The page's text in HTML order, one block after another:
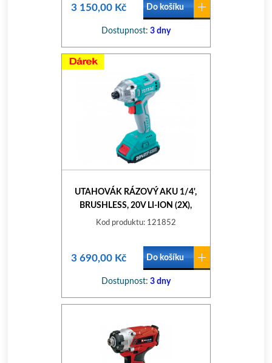
3 150,00 Kč Do košíku
Dostupnost: 3 dny
UTAHOVÁK RÁZOVÝ AKU 1/4',
BRUSHLESS, 20V LI-ION (2X),
2000MAH, INDUSTRIAL
Kod produktu: 121852
3 690,00 Kč Do košíku
Dostupnost: 3 dny